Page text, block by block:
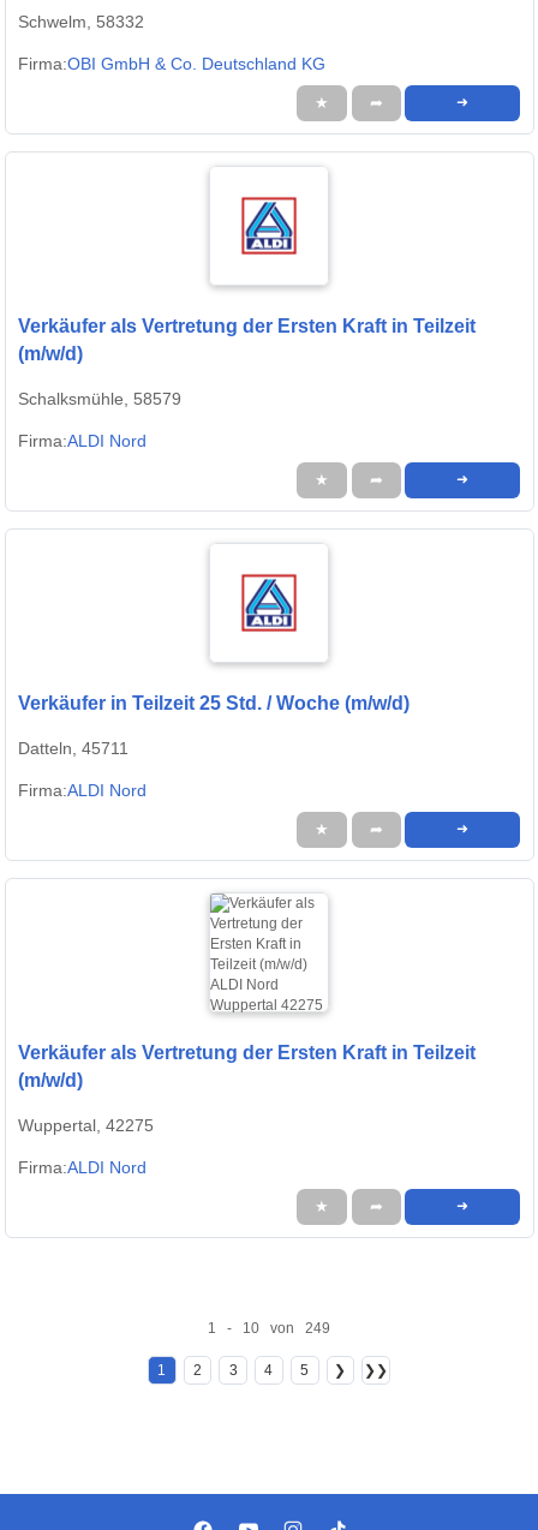
Schwelm, 58332
Firma:OBI GmbH & Co. Deutschland KG
★ ➦ ➜
Verkäufer als Vertretung der Ersten Kraft in Teilzeit
(m/w/d)
Schalksmühle, 58579
Firma:ALDI Nord
★ ➦ ➜
Verkäufer in Teilzeit 25 Std. / Woche (m/w/d)
Datteln, 45711
Firma:ALDI Nord
★ ➦ ➜
Verkäufer als Vertretung der Ersten Kraft in Teilzeit
(m/w/d)
Wuppertal, 42275
Firma:ALDI Nord
★ ➦ ➜
1 - 10 von 249
1 2 3 4 5 ❯ ❯❯